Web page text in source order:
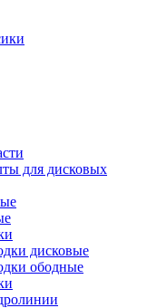
для дисковых
дисковые
ободные